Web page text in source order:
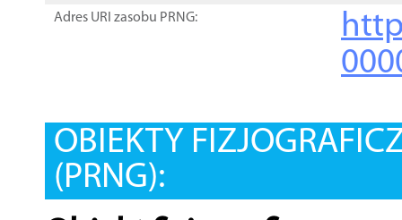
Adres URI zasobu PRNG:
OBIEKTY
(PRNG):